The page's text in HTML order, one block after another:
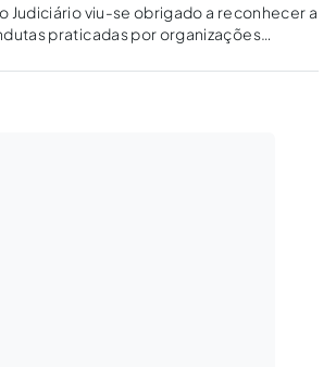
Judiciário viu-se obrigado a reconhecer a
praticadas por organizações